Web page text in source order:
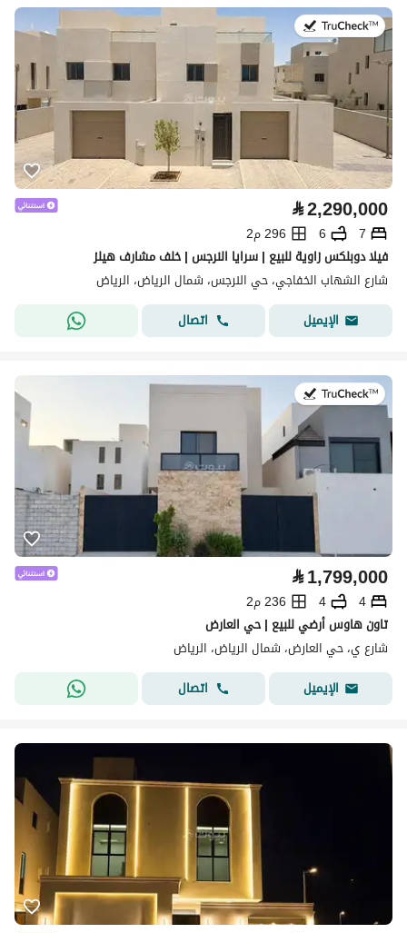
⃁2,290,000
7
6
296 م2
فيلا دوبلكس زاوية للبيع | سرايا النرجس | خلف مشارف هيلز
شارع الشهاب الخفاجي، حي النرجس، شمال الرياض، الرياض
الإيميل
اتصال
⃁1,799,000
4
4
236 م2
تاون هاوس أرضي للبيع | حي العارض
شارع ي، حي العارض، شمال الرياض، الرياض
الإيميل
اتصال